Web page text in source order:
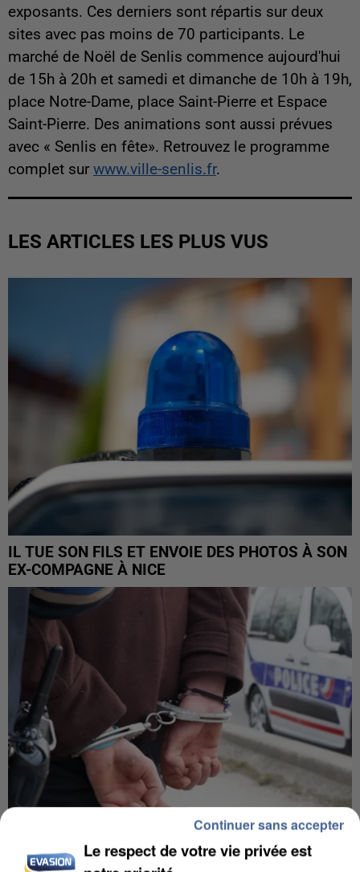
exposants. Ces derniers sont répartis sur deux
sites avec pas moins de 70 participants. Le
marché de Noël de Senlis commence aujourd'hui
de 15h à 20h et samedi et dimanche de 10h à 19h,
place Notre-Dame, place Saint-Pierre et Espace
Saint-Pierre. Des animations sont aussi prévues
avec « Senlis en fête». Retrouvez le programme
complet sur www.ville-senlis.fr.
LES ARTICLES LES PLUS VUS
IL TUE SON FILS ET ENVOIE DES PHOTOS À SON
EX-COMPAGNE À NICE
L’UN DES FONDATEURS SUPPOSÉS DE LA DZ
Le respect de votre vie privée est
Continuer sans accepter